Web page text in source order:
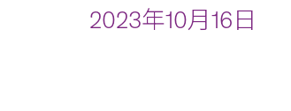
2023年10月16日